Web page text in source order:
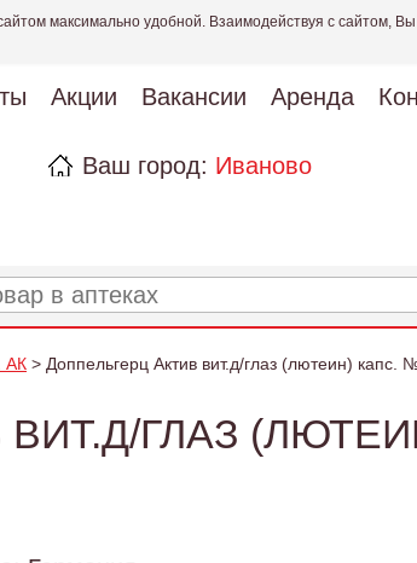
максимально удобной. Взаимодействуя с сайтом,
Акции Вакансии Аренда
Ваш город: Иваново
АК > Доппельгерц Актив вит.д/глаз (лютеин) капс.
ГЛАЗ